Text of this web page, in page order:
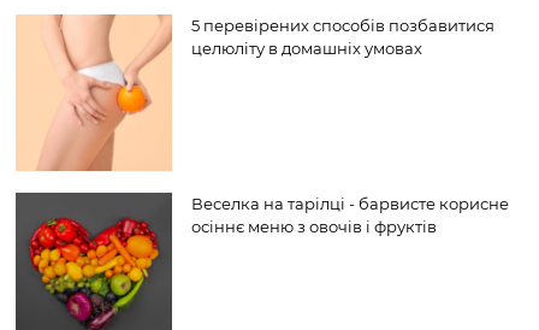
5 перевірених способів позбавитися
целюліту в домашніх умовах
Веселка на тарілці - барвисте корисне
осіннє меню з овочів і фруктів